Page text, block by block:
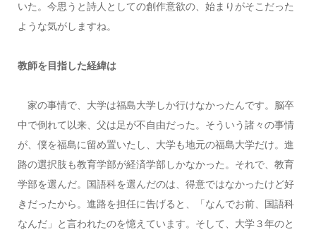
いた。今思うと詩人としての創作意欲の、始まりがそこだった
ような気がしますね。
教師を目指した経緯は
家の事情で、大学は福島大学しか行けなかったんです。脳卒
中で倒れて以来、父は足が不自由だった。そういう諸々の事情
が、僕を福島に留め置いたし、大学も地元の福島大学だけ。進
路の選択肢も教育学部が経済学部しかなかった。それで、教育
学部を選んだ。国語科を選んだのは、得意ではなかったけど好
きだったから。進路を担任に告げると、「なんでお前、国語科
なんだ」と言われたのを憶えています。そして、大学３年のと